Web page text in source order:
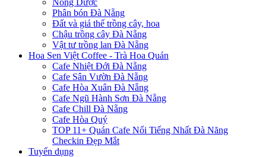
Nông Dược
Phân bón Đà Nẵng
Đất và giá thể trồng cây, hoa
Chậu trồng cây Đà Nẵng
Vật tư trồng lan Đà Nẵng
Hoa Sen Việt Coffee - Trà Hoa Quán
Cafe Nhiệt Đới Đà Nẵng
Cafe Sân Vườn Đà Nẵng
Cafe Hòa Xuân Đà Nẵng
Cafe Ngũ Hành Sơn Đà Nẵng
Cafe Chill Đà Nẵng
Cafe Hòa Quý
TOP 11+ Quán Cafe Nổi Tiếng Nhất Đà Năng
Checkin Đẹp Mắt
Tuyển dụng